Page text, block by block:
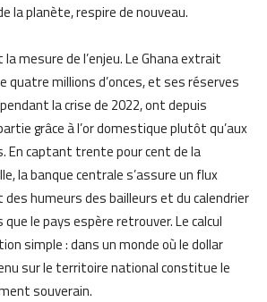
la planète, respire de nouveau.
mesure de l’enjeu. Le Ghana extrait
quatre millions d’onces, et ses réserves
la crise de 2022, ont depuis
grâce à l’or domestique plutôt qu’aux
En captant trente pour cent de la
la banque centrale s’assure un flux
des humeurs des bailleurs et du calendrier
le pays espère retrouver. Le calcul
simple : dans un monde où le dollar
sur le territoire national constitue le
souverain.